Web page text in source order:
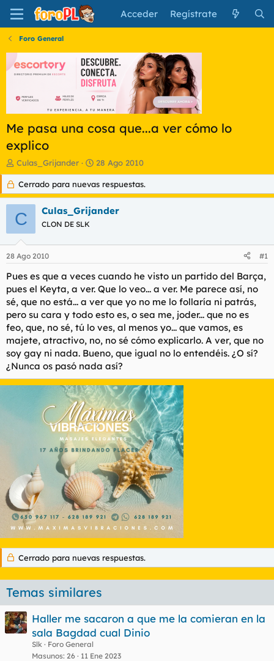
Acceder Regístrate
Foro General
Me pasa una cosa que...a ver cómo lo
explico
I
n
c
i
a
d
o
d
t
e
m
a
Culas_Grijander
F
e
c
h
d
i
o
28 Ago 2010
Cerrado para nuevas respuestas.
C Culas_Grijander
CLON DE SLK
28 Ago 2010 #1
Pues es que a veces cuando he visto un partido del Barça,
pues el Keyta, a ver. Que lo veo... a ver. Me parece así, no
sé, que no está... a ver que yo no me lo follaría ni patrás,
pero su cara y todo esto es, o sea me, joder... que no es
feo, que, no sé, tú lo ves, al menos yo... que vamos, es
majete, atractivo, no, no sé cómo explicarlo. A ver, que no
soy gay ni nada. Bueno, que igual no lo entendéis. ¿O sí?
¿Nunca os pasó nada así?
Cerrado para nuevas respuestas.
Temas similares
Haller me sacaron a que me la comieran en la
sala Bagdad cual Dinio
Slk
Foro General
Masunos 26 11 Ene 2023